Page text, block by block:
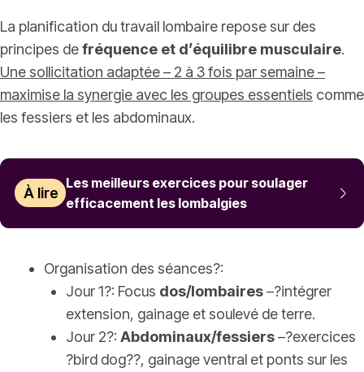
La planification du travail lombaire repose sur des
principes defréquence et d’équilibre musculaire.
Une sollicitation adaptée – 2 à 3 fois par semaine –
maximise la synergie avec les groupes essentiels comme
les fessiers et les abdominaux.
À lire
Les meilleurs exercices pour soulager
efficacement les lombalgies
Organisation des séances?:
Jour 1?: Focus dos/lombaires–?intégrer
extension, gainage et soulevé de terre.
Jour 2?: Abdominaux/fessiers–?exercices
?bird dog??, gainage ventral et ponts sur les